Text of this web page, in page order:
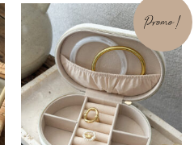
Promo !
Le
prix
initial
était :
17,90€.
Le
prix
actuel
est :
10,74€.